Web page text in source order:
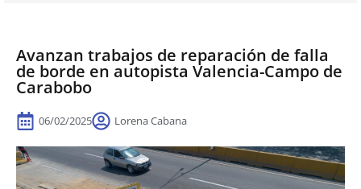
Avanzan trabajos de reparación de falla
de borde en autopista Valencia-Campo de
Carabobo
06/02/2025 Lorena Cabana